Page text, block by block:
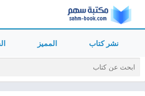
نشر كتاب المميز